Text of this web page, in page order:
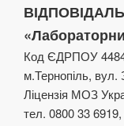
Код ЄДРПОУ
м.Тернопіль, вул.
Ліцензія МОЗ
тел. 0800 33